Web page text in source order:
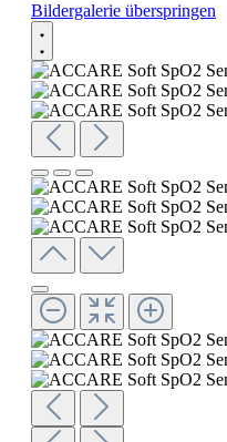
Bildergalerie überspringen